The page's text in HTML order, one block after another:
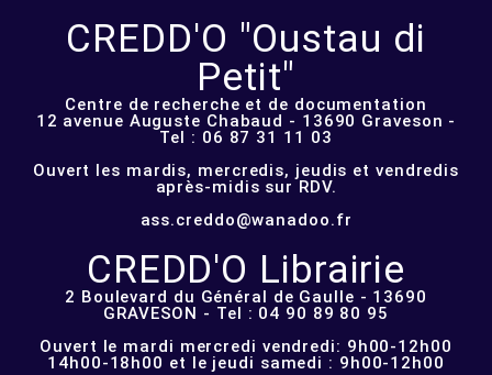
CREDD'O "Oustau di
Petit"
Centre de recherche et de documentation
12 avenue Auguste Chabaud - 13690 Graveson -
Tel : 06 87 31 11 03
Ouvert les mardis, mercredis, jeudis et vendredis
après-midis sur RDV.
ass.creddo@wanadoo.fr
CREDD'O Librairie
2 Boulevard du Général de Gaulle - 13690
GRAVESON - Tel : 04 90 89 80 95
Ouvert le mardi mercredi vendredi: 9h00-12h00
14h00-18h00 et le jeudi samedi : 9h00-12h00